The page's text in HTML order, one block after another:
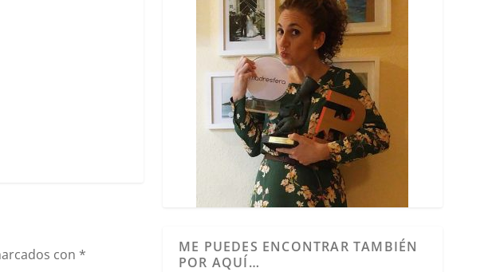
con *
ME PUEDES ENCONTRAR TAMBIÉN
POR AQUÍ…